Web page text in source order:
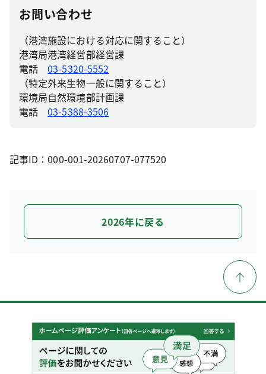
お問い合わせ
（港湾施設における対応に関すること）
港湾局港湾経営部経営課
電話03-5320-5552
（特定外来生物一般に関すること）
環境局自然環境部計画課
電話03-5388-3506
記事ID：000-001-20260707-077520
2026年に戻る